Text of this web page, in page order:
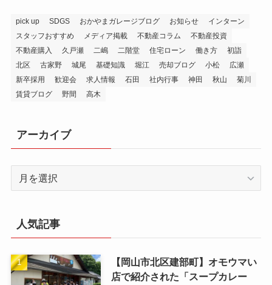
pick up SDGS おかやまガレージブログ お知らせ
インターン
スタッフおすすめ
メディア掲載 不動産コラム
不動産投資
不動産購入
久戸瀬 二嶋 二階堂 住宅ローン 働き方
初詣
北区
古家野 城尾 基礎知識 堀江 売却ブログ 小松
広瀬
新卒採用
歓迎会 求人情報 石田 社内行事 神田 秋山
菊川
賃貸ブログ
野間 高木
アーカイブ
ブ
人気記事
【岡山市北区建部町】オモウマい
店で紹介された「スープカレー